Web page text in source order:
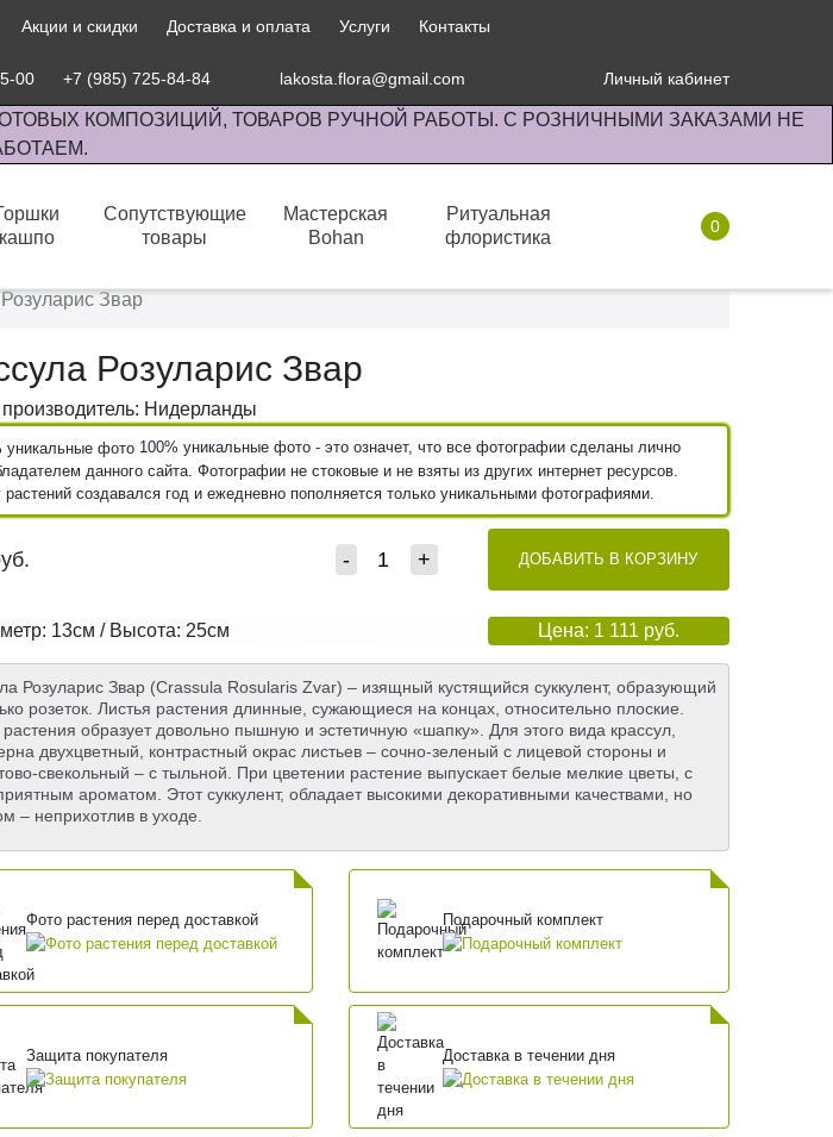
Акции и скидки Доставка и оплата Услуги Контакты
00 +7 (985) 725-84-84 lakosta.flora@gmail.com Личный кабинет
КОМПОЗИЦИЙ, ТОВАРОВ РУЧНОЙ РАБОТЫ. С РОЗНИЧНЫМИ ЗАКАЗАМИ НЕ
кашпо
Сопутствующие
товары
Мастерская
Bohan
Ритуальная
флористика
0
изделий ручной работы.
Звар
Розуларис Звар
Нидерланды
100% уникальные фото - это означет, что все фотографии сделаны лично
данного сайта. Фотографии не стоковые и не взяты из других интернет ресурсов.
растений создавался год и ежедневно пополняется только уникальными фотографиями.
- + ДОБАВИТЬ В КОРЗИНУ
13см / Высота: 25см Цена: 1 111 руб.
Розуларис Звар (Crassula Rosularis Zvar) – изящный кустящийся суккулент, образующий
розеток. Листья растения длинные, сужающиеся на концах, относительно плоские.
растения образует довольно пышную и эстетичную «шапку». Для этого вида крассул,
двухцветный, контрастный окрас листьев – сочно-зеленый с лицевой стороны и
свекольный – с тыльной. При цветении растение выпускает белые мелкие цветы, с
ароматом. Этот суккулент, обладает высокими декоративными качествами, но
– неприхотлив в уходе.
Фото растения перед доставкой Подарочный комплект
Защита покупателя Доставка в течении дня